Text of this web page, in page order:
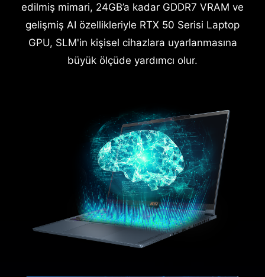
edilmiş mimari, 24GB’a kadar GDDR7 VRAM ve
gelişmiş AI özellikleriyle RTX 50 Serisi Laptop
GPU, SLM'in kişisel cihazlara uyarlanmasına
büyük ölçüde yardımcı olur.